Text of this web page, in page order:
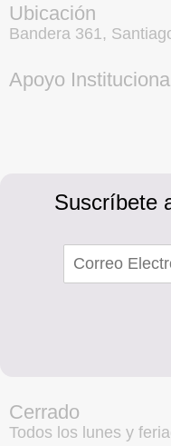
Ubicación
Bandera 361,
Apoyo
Suscríbete
Cerrado
Todos los lunes y